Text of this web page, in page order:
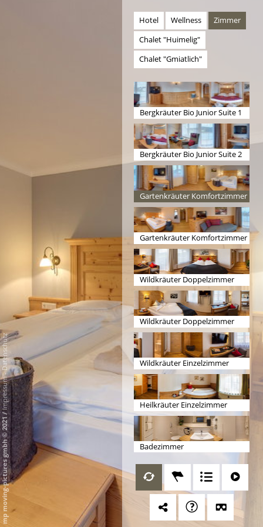
Hotel Wellness
Zimmer
Chalet "Huimelig"
Chalet "Gmiatlich"
Bergkräuter Bio Junior Suite 1
Bergkräuter Bio Junior Suite 2
Gartenkräuter Komfortzimmer
1
Gartenkräuter Komfortzimmer
2
Wildkräuter Doppelzimmer
Natur 1
Wildkräuter Doppelzimmer
Natur 2
Wildkräuter Einzelzimmer
Heilkräuter Einzelzimmer
Badezimmer
mp moving-pictures gmbh © 2021
/
Impressum
-
Datenschutz